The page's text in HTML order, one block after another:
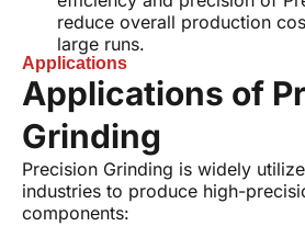
reduce overall production
large runs.
Applications
Applications of
Grinding
Precision Grinding is widely
industries to produce high-
components: